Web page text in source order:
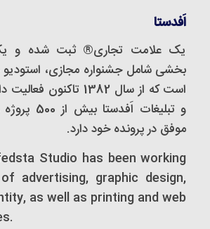
اَفدستا
یک علامت تجاری® ثبت شده و
بخشی شامل جشنواره مجازی، استودیو
است که از سال 1382
و تبلیغات
موفق در پرونده خود دارد.
Studio has been working
advertising, graphic design,
as well as printing and web